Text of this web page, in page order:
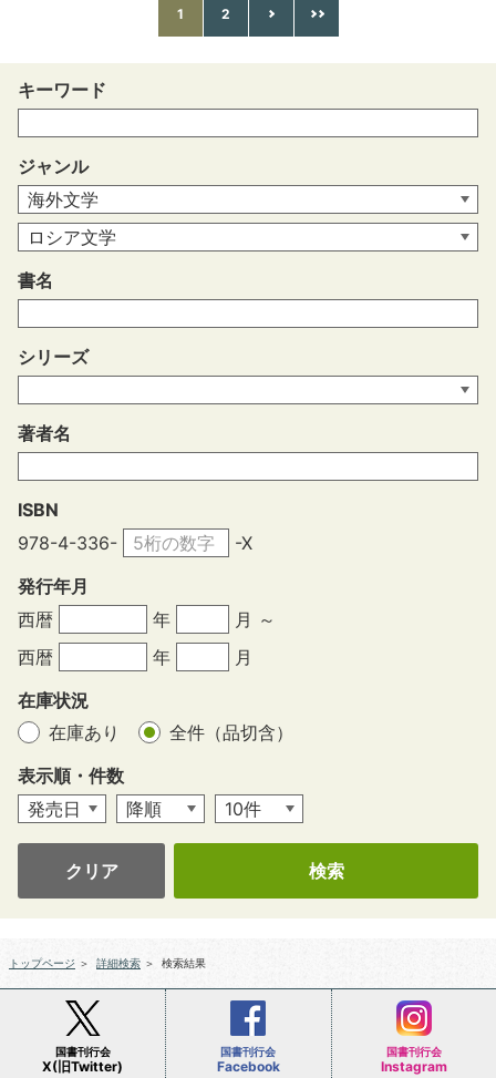
1 2
キーワード
ジャンル
書名
シリーズ
著者名
ISBN
978-4-336-
-X
発行年月
西暦
年
月 ～
西暦
年
月
在庫状況
在庫あり
全件（品切含）
表示順・件数
クリア
トップページ ＞ 詳細検索 ＞ 検索結果
国書刊行会
X(旧Twitter)
国書刊行会
Facebook
国書刊行会
Instagram